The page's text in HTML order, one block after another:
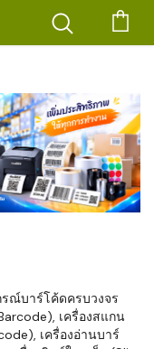
ณ์บาร์โค้ดครบวงจร
เครื่องสแกน
เครื่องอ่านบาร์